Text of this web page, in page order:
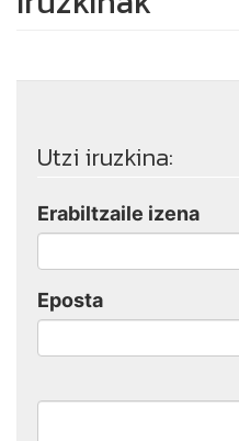
Utzi iruzkina:
Erabiltzaile izena
Eposta